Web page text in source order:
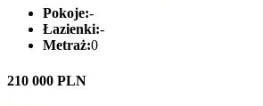
Pokoje:-
Łazienki:-
Metraż:0
210 000 PLN